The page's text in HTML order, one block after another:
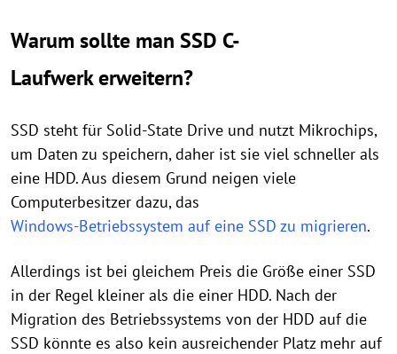
Warum sollte man SSD C-
Laufwerk erweitern?
SSD steht für Solid-State Drive und nutzt Mikrochips,
um Daten zu speichern, daher ist sie viel schneller als
eine HDD. Aus diesem Grund neigen viele
Computerbesitzer dazu, das
Windows-Betriebssystem auf eine SSD zu migrieren.
Allerdings ist bei gleichem Preis die Größe einer SSD
in der Regel kleiner als die einer HDD. Nach der
Migration des Betriebssystems von der HDD auf die
SSD könnte es also kein ausreichender Platz mehr auf